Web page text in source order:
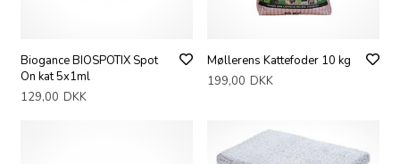
Biogance BIOSPOTIX Spot
On kat 5x1ml
129,00 DKK
Møllerens Kattefoder 10 kg
199,00 DKK